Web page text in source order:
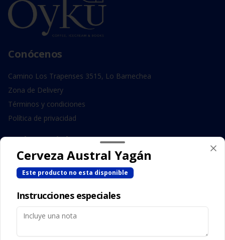
Conócenos
Camino Los Trapenses 3515, Lo Barnechea
Zona de Delivery
Términos y condiciones
Política de privacidad
Redes sociales
Instagram
Facebook
Mi cuenta
Cerveza Austral Yagán
Este producto no esta disponible
Instrucciones especiales